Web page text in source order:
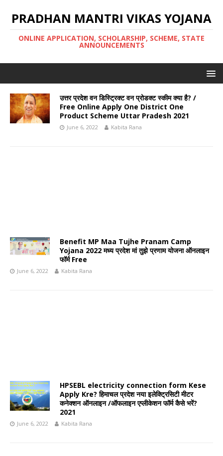
PRADHAN MANTRI VIKAS YOJANA
ONLINE APPLICATION, SCHOLARSHIP, SCHEME, STATE
ANNOUNCEMENTS
उत्तर प्रदेश वन डिस्ट्रिक्ट वन प्रोडक्ट स्कीम क्या है? /
Free Online Apply One District One
Product Scheme Uttar Pradesh 2021
June 6, 2022 Kabita Rana
Benefit MP Maa Tujhe Pranam Camp
Yojana 2022 मध्य प्रदेश मां तुझे प्रणाम योजना ऑनलाइन
फॉर्म Free
June 6, 2022 Kabita Rana
HPSEBL electricity connection form Kese
Apply Kre? हिमाचल प्रदेश नया इलेक्ट्रिसिटी मीटर
कनेक्शन ऑनलाइन /ऑफलाइन एप्लीकेशन फॉर्म कैसे भरें?
2021
June 6, 2022 Kabita Rana